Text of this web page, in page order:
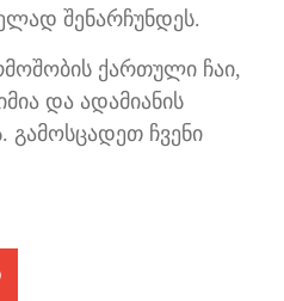
შენარჩუნდეს.
ქართული ჩაი,
და ადამიანის
გამოსცადეთ ჩვენი